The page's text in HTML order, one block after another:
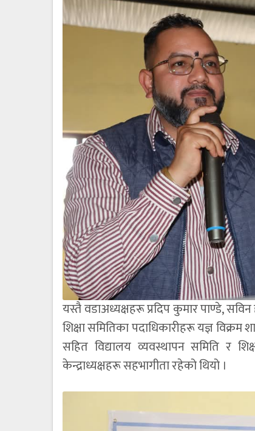
यस्तै वडाअध्यक्षहरू प्रदिप कुमार पाण्डे,
शिक्षा समितिका पदाधिकारीहरू यज्ञ
सहित विद्यालय व्यवस्थापन समिति र
केन्द्राध्यक्षहरू सहभागीता रहेको थियो ।